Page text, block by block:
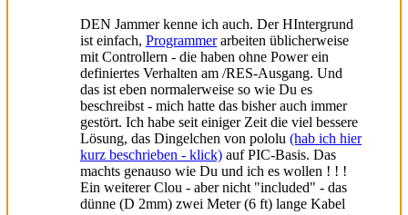
DEN Jammer kenne ich auch. Der HIntergrund
ist einfach, Programmerarbeiten üblicherweise
mit Controllern - die haben ohne Power ein
definiertes Verhalten am /RES-Ausgang. Und
das ist eben normalerweise so wie Du es
beschreibst - mich hatte das bisher auch immer
gestört. Ich habe seit einiger Zeit die viel bessere
Lösung, das Dingelchen von pololu (hab ich hier
kurz beschrieben - klick) auf PIC-Basis. Das
machts genauso wie Du und ich es wollen ! ! !
Ein weiterer Clou - aber nicht "included" - das
dünne (D 2mm) zwei Meter (6 ft) lange Kabel